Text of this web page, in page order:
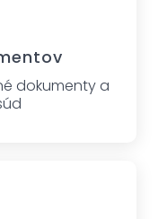
dokumenty a